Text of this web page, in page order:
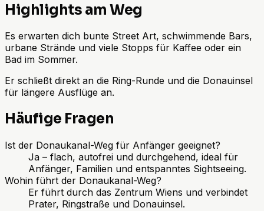
Highlights am Weg
Es erwarten dich bunte Street Art, schwimmende Bars,
urbane Strände und viele Stopps für Kaffee oder ein
Bad im Sommer.
Er schließt direkt an die Ring-Runde und die Donauinsel
für längere Ausflüge an.
Häufige Fragen
Ist der Donaukanal-Weg für Anfänger geeignet?
Ja – flach, autofrei und durchgehend, ideal für
Anfänger, Familien und entspanntes Sightseeing.
Wohin führt der Donaukanal-Weg?
Er führt durch das Zentrum Wiens und verbindet
Prater, Ringstraße und Donauinsel.